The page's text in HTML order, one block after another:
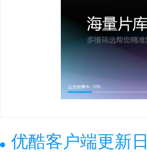
优酷客户端更新